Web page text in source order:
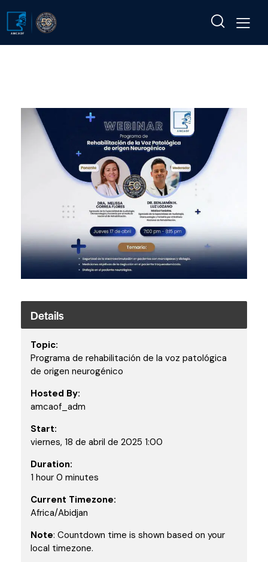
Details
Topic:
Programa de rehabilitación de la voz patológica
de origen neurogénico
Hosted By:
amcaof_adm
Start:
viernes, 18 de abril de 2025 1:00
Duration:
1 hour 0 minutes
Current Timezone:
Africa/Abidjan
Note: Countdown time is shown based on your
local timezone.